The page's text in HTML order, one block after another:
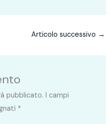
Articolo successivo →
pubblicato. I campi
*